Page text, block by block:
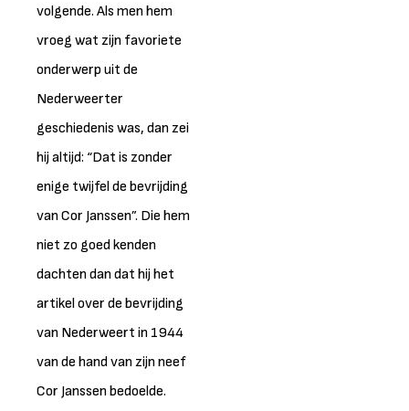
volgende. Als men hem
vroeg wat zijn favoriete
onderwerp uit de
Nederweerter
geschiedenis was, dan zei
hij altijd: “Dat is zonder
enige twijfel de bevrijding
van Cor Janssen”. Die hem
niet zo goed kenden
dachten dan dat hij het
artikel over de bevrijding
van Nederweert in 1944
van de hand van zijn neef
Cor Janssen bedoelde.